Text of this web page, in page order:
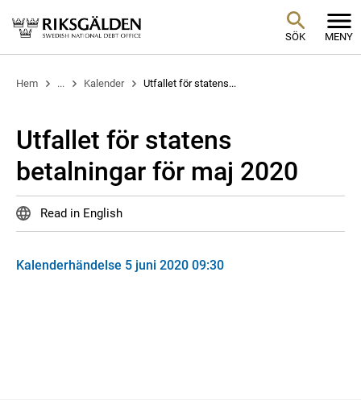
SÖK MENY
Hem ... Kalender Utfallet för statens...
Utfallet för statens
betalningar för maj 2020
Read in English
Kalenderhändelse 5 juni 2020 09:30